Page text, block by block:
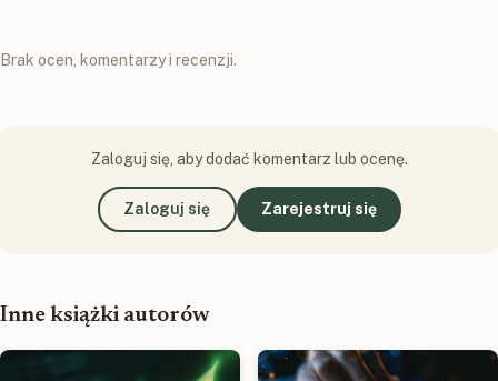
Brak ocen, komentarzy i recenzji.
Zaloguj się, aby dodać komentarz lub ocenę.
Zaloguj się Zarejestruj się
Inne książki autorów